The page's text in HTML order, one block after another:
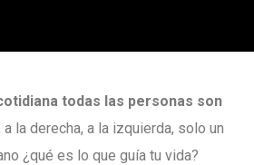
todas las personas son
la derecha, a la izquierda, solo un
¿qué es lo que guía tu vida?